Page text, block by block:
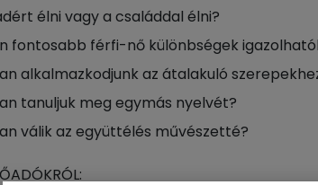
élni vagy a családdal élni?
fontosabb férfi-nő különbségek
alkalmazkodjunk az átalakuló
tanuljuk meg egymás nyelvét?
válik az együttélés művészetté?